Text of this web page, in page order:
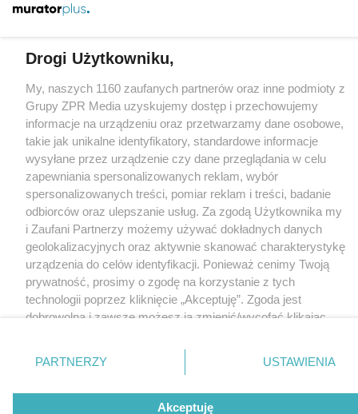
Nasze serwisy
© 2026 Grupa ZPR Media
Drogi Użytkowniku,
My, naszych 1160 zaufanych partnerów oraz inne podmioty z
Grupy ZPR Media uzyskujemy dostęp i przechowujemy
informacje na urządzeniu oraz przetwarzamy dane osobowe,
takie jak unikalne identyfikatory, standardowe informacje
wysyłane przez urządzenie czy dane przeglądania w celu
zapewniania spersonalizowanych reklam, wybór
spersonalizowanych treści, pomiar reklam i treści, badanie
odbiorców oraz ulepszanie usług. Za zgodą Użytkownika my
i Zaufani Partnerzy możemy używać dokładnych danych
geolokalizacyjnych oraz aktywnie skanować charakterystykę
urządzenia do celów identyfikacji. Ponieważ cenimy Twoją
prywatność, prosimy o zgodę na korzystanie z tych
technologii poprzez kliknięcie „Akceptuję”. Zgoda jest
dobrowolna i zawsze możesz ją zmienić/wycofać klikając
dolnym rogu strony
. Niektóre rodzaje przetwarzania
danych nie wymagają zgody użytkownika, ale masz prawo
sprzeciwić się takiemu przetwarzaniu. Preferencje będą
miały zastosowanie tylko na tej witrynie.
PARTNERZY USTAWIENIA
Akceptuję